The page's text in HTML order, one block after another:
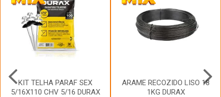
KIT TELHA PARAF SEX
5/16X110 CHV 5/16 DURAX
ARAME RECOZIDO LISO 18
1KG DURAX